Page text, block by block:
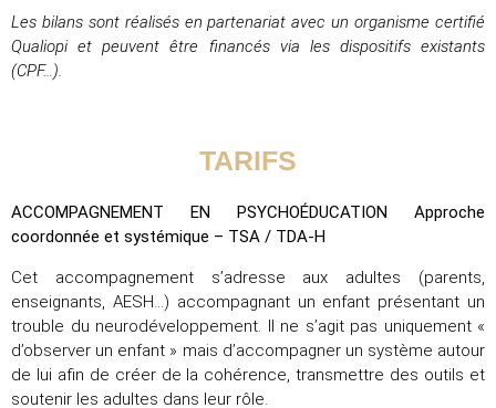
Les bilans sont réalisés en partenariat avec un organisme certifié
Qualiopi et peuvent être financés via les dispositifs existants
(CPF…).
TARIFS
ACCOMPAGNEMENT EN PSYCHOÉDUCATION Approche
coordonnée et systémique – TSA / TDA-H
Cet accompagnement s’adresse aux adultes (parents,
enseignants, AESH…) accompagnant un enfant présentant un
trouble du neurodéveloppement. Il ne s’agit pas uniquement «
d’observer un enfant » mais d’accompagner un système autour
de lui afin de créer de la cohérence, transmettre des outils et
soutenir les adultes dans leur rôle.